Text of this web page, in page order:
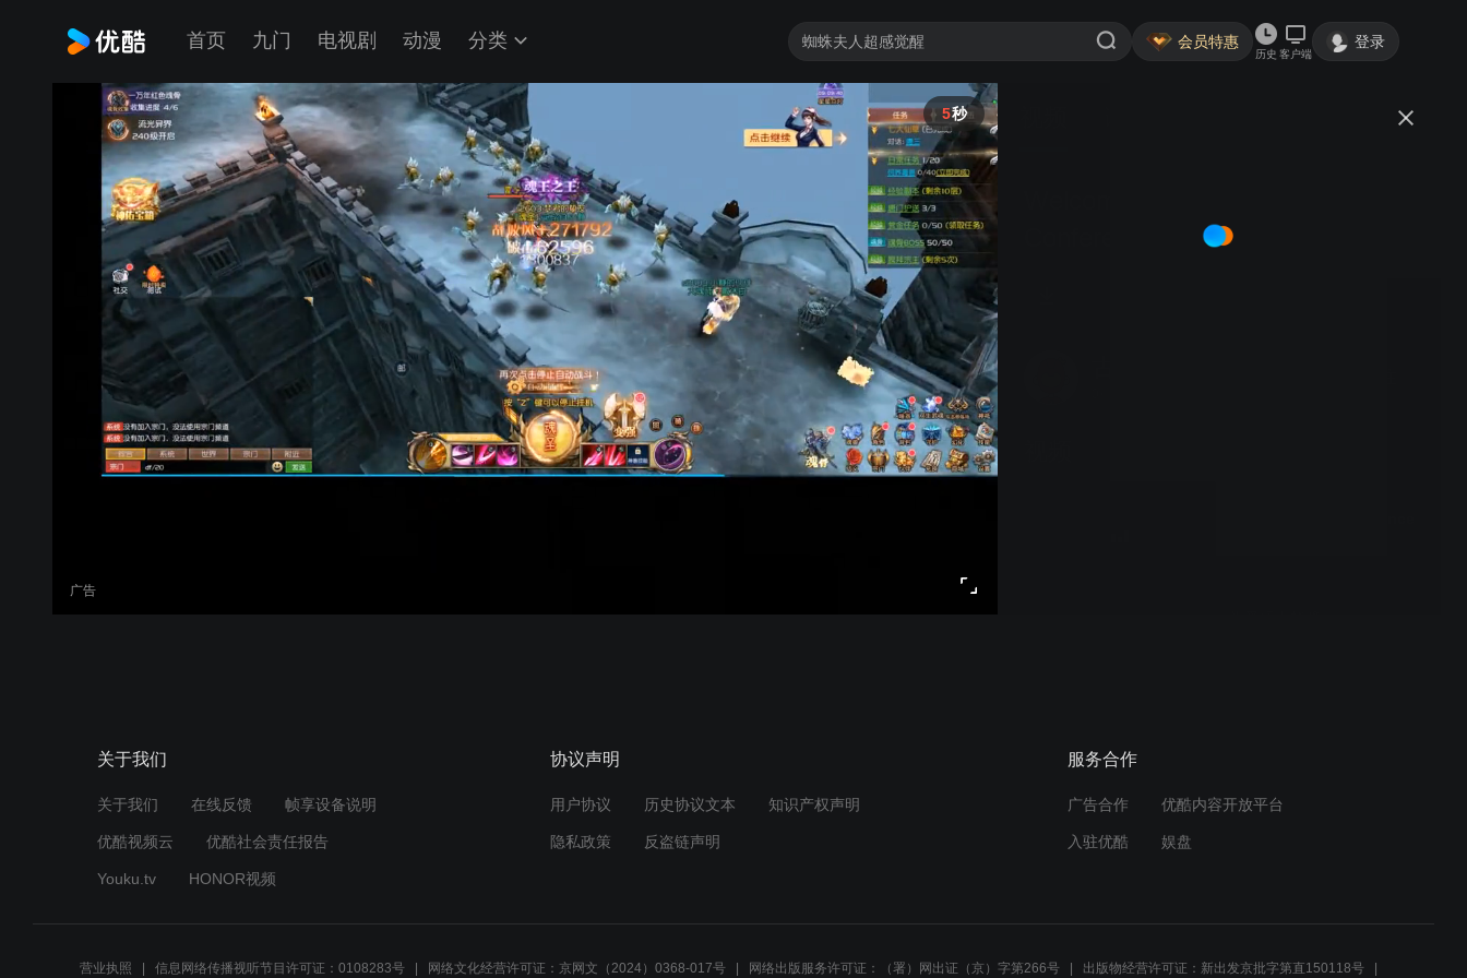
首页 九门 电视剧 动漫 分类 会员特惠
历史 客户端
登录
5秒
广告
广告加载失败，视频稍后可正常观看
出现此种情况，请优先检查您的网络状态
如您的浏览器安装了广告插件，卸载或关闭后可恢复正常观看状态
Conference on Environmental
关于我们
关于我们 在线反馈 帧享设备说明
优酷视频云 优酷社会责任报告
Youku.tv HONOR视频
协议声明
用户协议 历史协议文本 知识产权声明
隐私政策 反盗链声明
服务合作
广告合作 优酷内容开放平台
入驻优酷 娱盘
营业执照 信息网络传播视听节目许可证：0108283号 网络文化经营许可证：京网文（2024）0368-017号 网络出版服务许可证：（署）网出证（京）字第266号 出版物经营许可证：新出发京批字第直150118号